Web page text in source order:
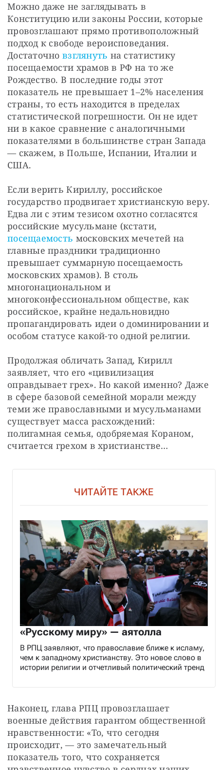
Можно даже не заглядывать в
Конституцию или законы России, которые
провозглашают прямо противоположный
подход к свободе вероисповедания.
Достаточно взглянуть на статистику
посещаемости храмов в РФ на то же
Рождество. В последние годы этот
показатель не превышает 1–2% населения
страны, то есть находится в пределах
статистической погрешности. Он не идет
ни в какое сравнение с аналогичными
показателями в большинстве стран Запада
— скажем, в Польше, Испании, Италии и
США.
Если верить Кириллу, российское
государство продвигает христианскую веру.
Едва ли с этим тезисом охотно согласятся
посещаемость московских мечетей на
главные праздники традиционно
превышает суммарную посещаемость
московских храмов). В столь
многонациональном и
многоконфессиональном обществе, как
российское, крайне недальновидно
пропагандировать идеи о доминировании и
особом статусе какой-то одной религии.
Продолжая обличать Запад, Кирилл
заявляет, что его «цивилизация
оправдывает грех». Но какой именно? Даже
в сфере базовой семейной морали между
теми же православными и мусульманами
существует масса расхождений:
полигамная семья, одобряемая Кораном,
считается грехом в христианстве…
ЧИТАЙТЕ ТАКЖЕ
«Русскому миру» — аятолла
В РПЦ заявляют, что православие ближе к исламу,
чем к западному христианству. Это новое слово в
истории религии и отчетливый политический тренд
Наконец, глава РПЦ провозглашает
военные действия гарантом общественной
нравственности: «То, что сегодня
происходит, — это замечательный
показатель того, что сохраняется